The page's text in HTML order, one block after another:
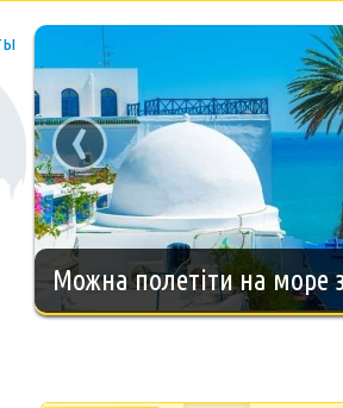
Новогодний тур на
‹